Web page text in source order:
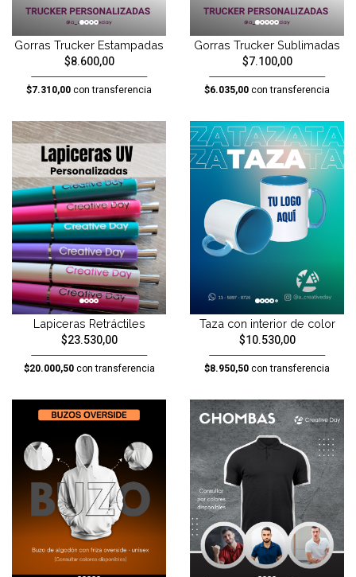
Gorras Trucker Estampadas
$8.600,00
$7.310,00con transferencia
Gorras Trucker Sublimadas
$7.100,00
$6.035,00con transferencia
Lapiceras Retráctiles
$23.530,00
$20.000,50con transferencia
Taza con interior de color
$10.530,00
$8.950,50con transferencia